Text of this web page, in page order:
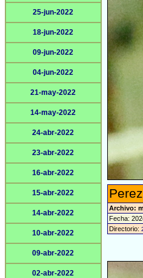
25-jun-2022
18-jun-2022
09-jun-2022
04-jun-2022
21-may-2022
14-may-2022
24-abr-2022
23-abr-2022
16-abr-2022
15-abr-2022
14-abr-2022
10-abr-2022
09-abr-2022
02-abr-2022
Archivo:
Fecha:
Directorio: